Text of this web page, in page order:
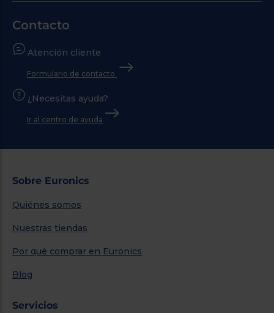
Contacto
Atención cliente
Formulario de contacto
¿Necesitas ayuda?
Ir al centro de ayuda
Sobre Euronics
Quiénes somos
Nuestras tiendas
Por qué comprar en Euronics
Blog
Servicios